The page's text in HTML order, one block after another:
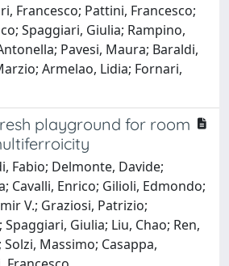
Francesco; Pattini, Francesco;
Spaggiari, Giulia; Rampino,
Pavesi, Maura; Baraldi,
Armelao, Lidia; Fornari,
playground for room
Fabio; Delmonte, Davide;
Cavalli, Enrico; Gilioli, Edmondo;
V.; Graziosi, Patrizio;
Giulia; Liu, Chao; Ren,
Solzi, Massimo; Casappa,